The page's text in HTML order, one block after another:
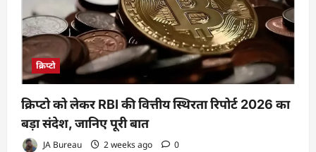
क्रिप्टो
क्रिप्टो को लेकर RBI की वित्तीय स्थिरता रिपोर्ट 2026 का
बड़ा संदेश, जानिए पूरी बात
JA Bureau 2 weeks ago 0